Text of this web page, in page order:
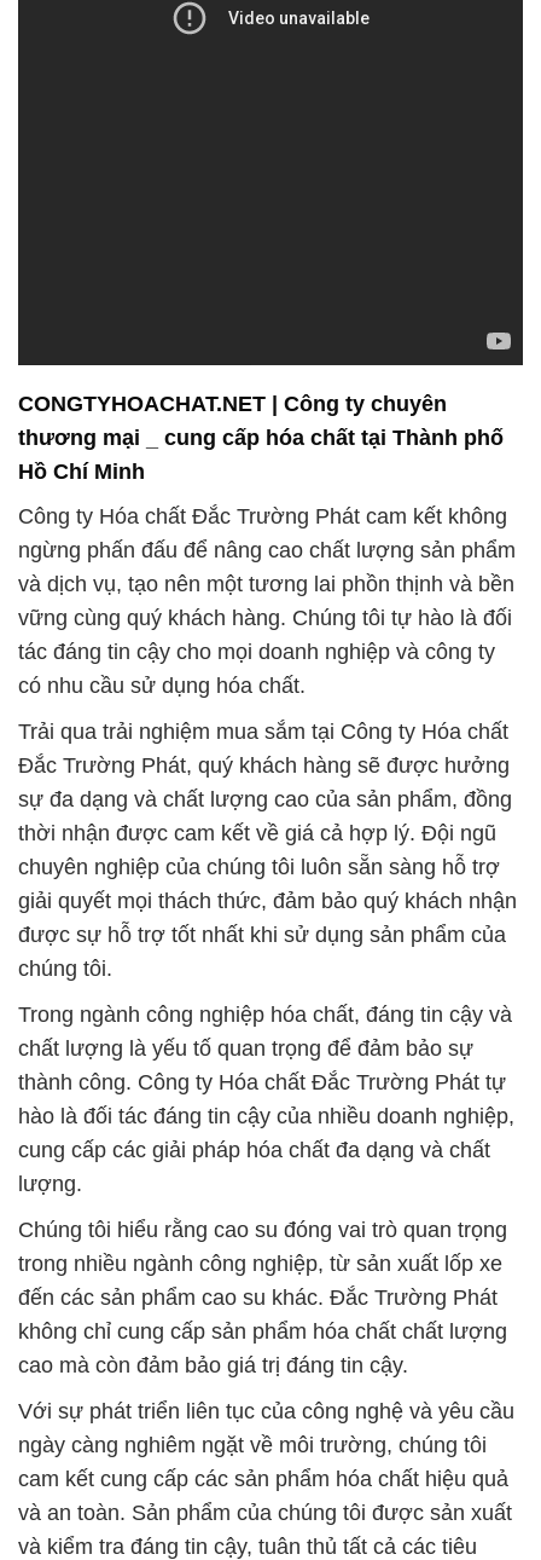
CONGTYHOACHAT.NET | Công ty chuyên
thương mại _ cung cấp hóa chất tại Thành phố
Hồ Chí Minh
Công ty Hóa chất Đắc Trường Phát cam kết không
ngừng phấn đấu để nâng cao chất lượng sản phẩm
và dịch vụ, tạo nên một tương lai phồn thịnh và bền
vững cùng quý khách hàng. Chúng tôi tự hào là đối
tác đáng tin cậy cho mọi doanh nghiệp và công ty
có nhu cầu sử dụng hóa chất.
Trải qua trải nghiệm mua sắm tại Công ty Hóa chất
Đắc Trường Phát, quý khách hàng sẽ được hưởng
sự đa dạng và chất lượng cao của sản phẩm, đồng
thời nhận được cam kết về giá cả hợp lý. Đội ngũ
chuyên nghiệp của chúng tôi luôn sẵn sàng hỗ trợ
giải quyết mọi thách thức, đảm bảo quý khách nhận
được sự hỗ trợ tốt nhất khi sử dụng sản phẩm của
chúng tôi.
Trong ngành công nghiệp hóa chất, đáng tin cậy và
chất lượng là yếu tố quan trọng để đảm bảo sự
thành công. Công ty Hóa chất Đắc Trường Phát tự
hào là đối tác đáng tin cậy của nhiều doanh nghiệp,
cung cấp các giải pháp hóa chất đa dạng và chất
lượng.
Chúng tôi hiểu rằng cao su đóng vai trò quan trọng
trong nhiều ngành công nghiệp, từ sản xuất lốp xe
đến các sản phẩm cao su khác. Đắc Trường Phát
không chỉ cung cấp sản phẩm hóa chất chất lượng
cao mà còn đảm bảo giá trị đáng tin cậy.
Với sự phát triển liên tục của công nghệ và yêu cầu
ngày càng nghiêm ngặt về môi trường, chúng tôi
cam kết cung cấp các sản phẩm hóa chất hiệu quả
và an toàn. Sản phẩm của chúng tôi được sản xuất
và kiểm tra đáng tin cậy, tuân thủ tất cả các tiêu